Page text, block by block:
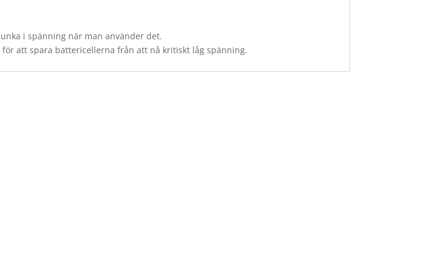
i spänning när man använder det.
för att spara battericellerna från att nå kritiskt låg spänning.